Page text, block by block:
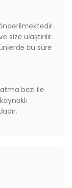
size ulaştırılır.
bu süre
bezi ile